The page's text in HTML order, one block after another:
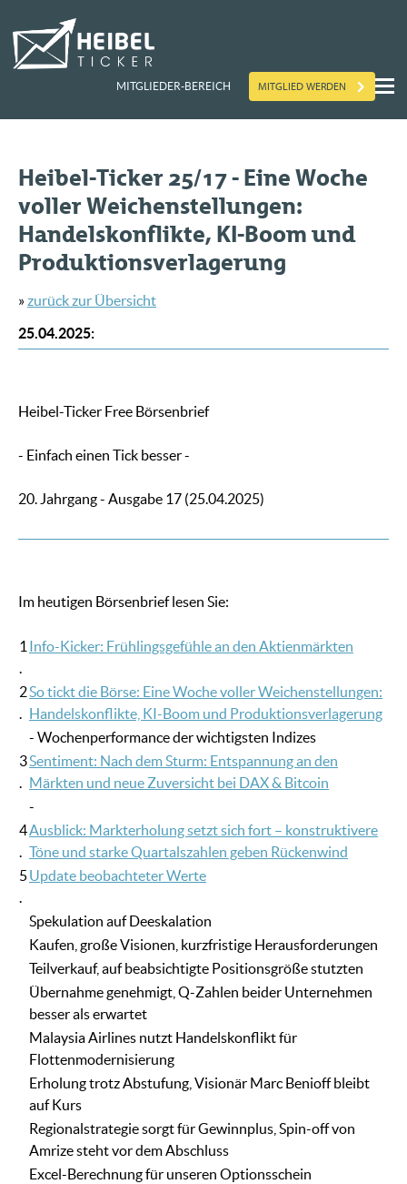
MITGLIEDER-BEREICH MITGLIED WERDEN
Heibel-Ticker 25/17 - Eine Woche
voller Weichenstellungen:
Handelskonflikte, KI-Boom und
Produktionsverlagerung
»zurück zur Übersicht
25.04.2025:
Heibel-Ticker Free Börsenbrief
- Einfach einen Tick besser -
20. Jahrgang - Ausgabe 17 (25.04.2025)
Im heutigen Börsenbrief lesen Sie:
1
.
Info-Kicker: Frühlingsgefühle an den Aktienmärkten
2
.
So tickt die Börse: Eine Woche voller Weichenstellungen:
Handelskonflikte, KI-Boom und Produktionsverlagerung
- Wochenperformance der wichtigsten Indizes
3
.
Sentiment: Nach dem Sturm: Entspannung an den
Märkten und neue Zuversicht bei DAX & Bitcoin
-
4
.
Ausblick: Markterholung setzt sich fort – konstruktivere
Töne und starke Quartalszahlen geben Rückenwind
5
.
Update beobachteter Werte
Spekulation auf Deeskalation
Kaufen, große Visionen, kurzfristige Herausforderungen
Teilverkauf, auf beabsichtigte Positionsgröße stutzten
Übernahme genehmigt, Q-Zahlen beider Unternehmen
besser als erwartet
Malaysia Airlines nutzt Handelskonflikt für
Flottenmodernisierung
Erholung trotz Abstufung, Visionär Marc Benioff bleibt
auf Kurs
Regionalstrategie sorgt für Gewinnplus, Spin-off von
Amrize steht vor dem Abschluss
Excel-Berechnung für unseren Optionsschein